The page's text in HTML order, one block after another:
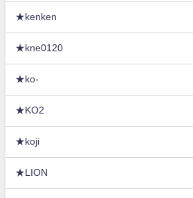
★kenken
★kne0120
★ko-
★KO2
★koji
★LION